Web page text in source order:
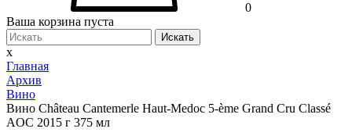
0
Ваша корзина пуста
Искать
x
Главная
Архив
Вино
Вино Château Cantemerle Haut-Medoc 5-ème Grand Cru Classé
AOC 2015 г 375 мл